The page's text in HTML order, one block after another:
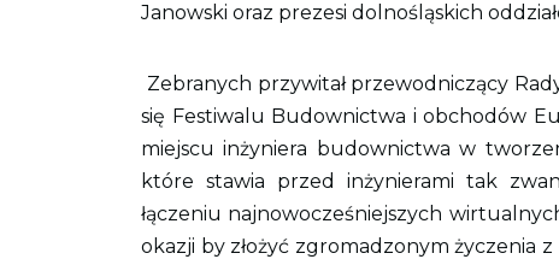
Janowski oraz prezesi dolnośląskich
Zebranych przywitał przewodniczący
się Festiwalu Budownictwa i obchodów
miejscu inżyniera budownictwa w
które stawia przed inżynierami tak
łączeniu najnowocześniejszych
okazji by złożyć zgromadzonym życzenia